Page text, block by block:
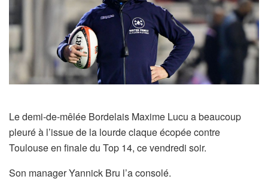
Le demi-de-mêlée Bordelais Maxime Lucu a beaucoup
pleuré à l’issue de la lourde claque écopée contre
Toulouse en finale du Top 14, ce vendredi soir.
Son manager Yannick Bru l’a consolé.